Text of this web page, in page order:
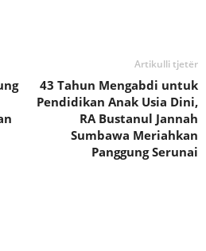
Artikulli tjetër
43 Tahun Mengabdi untuk
Pendidikan Anak Usia Dini,
RA Bustanul Jannah
Sumbawa Meriahkan
Panggung Serunai